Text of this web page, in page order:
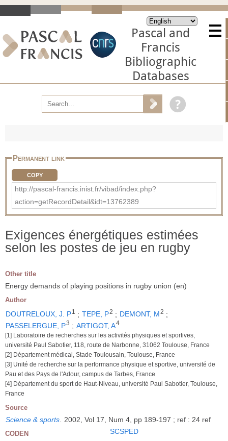
Pascal and
Francis
Bibliographic
Databases
Permanent link
COPY
http://pascal-francis.inist.fr/vibad/index.php?
action=getRecordDetail&idt=13762389
Exigences énergétiques estimées
selon les postes de jeu en rugby
Other title
Energy demands of playing positions in rugby union (en)
Author
DOUTRELOUX, J. P1 ; TEPE, P2 ; DEMONT, M2 ;
PASSELERGUE, P3 ; ARTIGOT, A4
[1] Laboratoire de recherches sur les activités physiques et sportives,
université Paul Sabotier, 118, route de Narbonne, 31062 Toulouse, France
[2] Département médical, Stade Toulousain, Toulouse, France
[3] Unité de recherche sur la performance physique et sportive, université de
Pau et des Pays de l'Adour, campus de Tarbes, France
[4] Département du sport de Haut-Niveau, université Paul Sabotier, Toulouse,
France
Source
Science & sports 2002, Vol 17, Num 4, pp 189-197 ; ref : 24 ref
CODEN SCSPED